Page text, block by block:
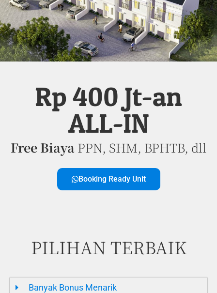
Rp 400 Jt-an
ALL-IN
Free BiayaPPN, SHM, BPHTB, dll
Booking Ready Unit
PILIHAN TERBAIK
Banyak Bonus Menarik